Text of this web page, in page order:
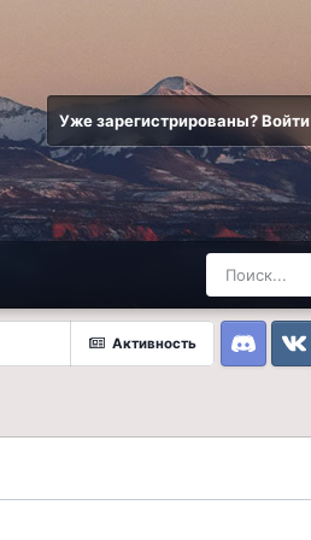
Уже зарегистрированы? Войти
Активность
DiscordVK